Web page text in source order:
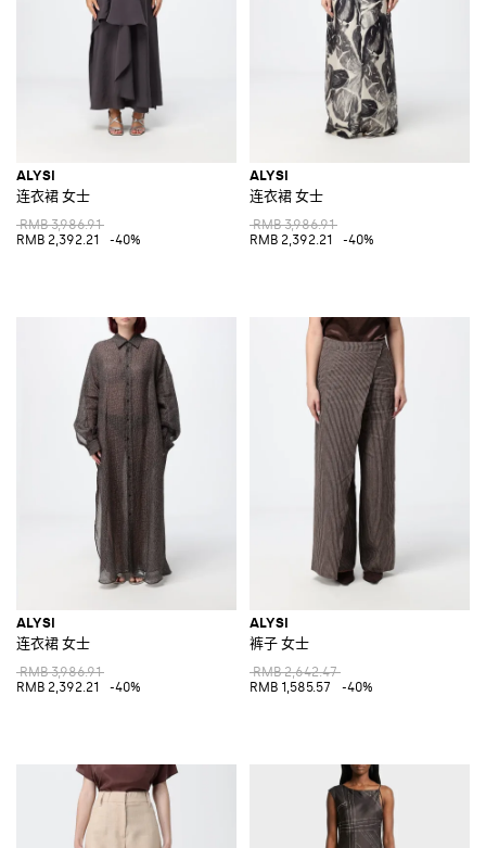
ALYSI
连衣裙 女士
RMB 3,986.91
RMB 2,392.21
-40%
ALYSI
连衣裙 女士
RMB 3,986.91
RMB 2,392.21
-40%
ALYSI
连衣裙 女士
RMB 3,986.91
RMB 2,392.21
-40%
ALYSI
裤子 女士
RMB 2,642.47
RMB 1,585.57
-40%